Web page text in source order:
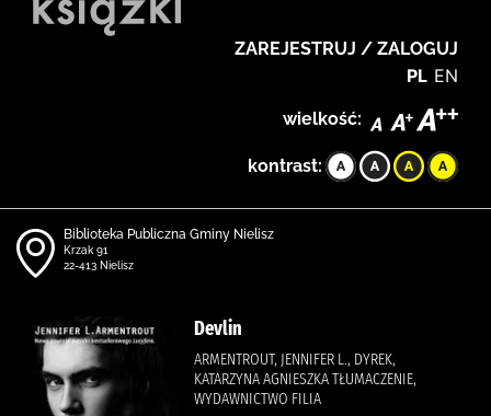
ZAREJESTRUJ / ZALOGUJ
PL EN
wielkość:
kontrast:
Biblioteka Publiczna Gminy Nielisz
Krzak 91
22-413 Nielisz
Devlin
ARMENTROUT, JENNIFER L., DYREK,
KATARZYNA AGNIESZKA TŁUMACZENIE,
WYDAWNICTWO FILIA